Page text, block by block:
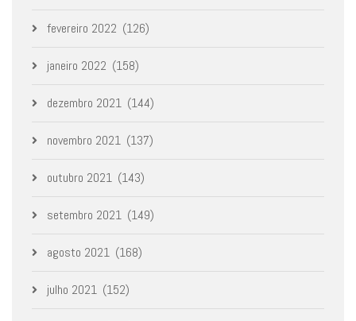
fevereiro 2022 (126)
janeiro 2022 (158)
dezembro 2021 (144)
novembro 2021 (137)
outubro 2021 (143)
setembro 2021 (149)
agosto 2021 (168)
julho 2021 (152)